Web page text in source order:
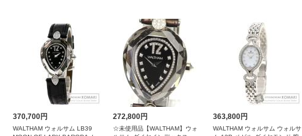
370,700円 272,800円 363,800円
WALTHAM ウォルサム LB39
☆未使用品【WALTHAM】ウォ
WALTHAM ウォルサム ウォルサ